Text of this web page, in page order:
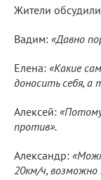
Жители
Вадим: «Давно
Елена: «Какие
доносить себя, а
Алексей:
против».
Александр:
20км/ч,